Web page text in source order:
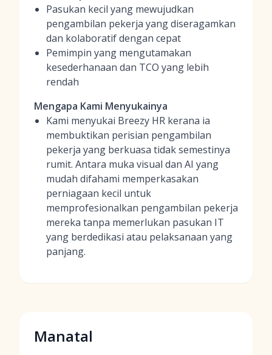
Pasukan kecil yang mewujudkan
pengambilan pekerja yang diseragamkan
dan kolaboratif dengan cepat
Pemimpin yang mengutamakan
kesederhanaan dan TCO yang lebih
rendah
Mengapa Kami Menyukainya
Kami menyukai Breezy HR kerana ia
membuktikan perisian pengambilan
pekerja yang berkuasa tidak semestinya
rumit. Antara muka visual dan AI yang
mudah difahami memperkasakan
perniagaan kecil untuk
memprofesionalkan pengambilan pekerja
mereka tanpa memerlukan pasukan IT
yang berdedikasi atau pelaksanaan yang
panjang.
Manatal